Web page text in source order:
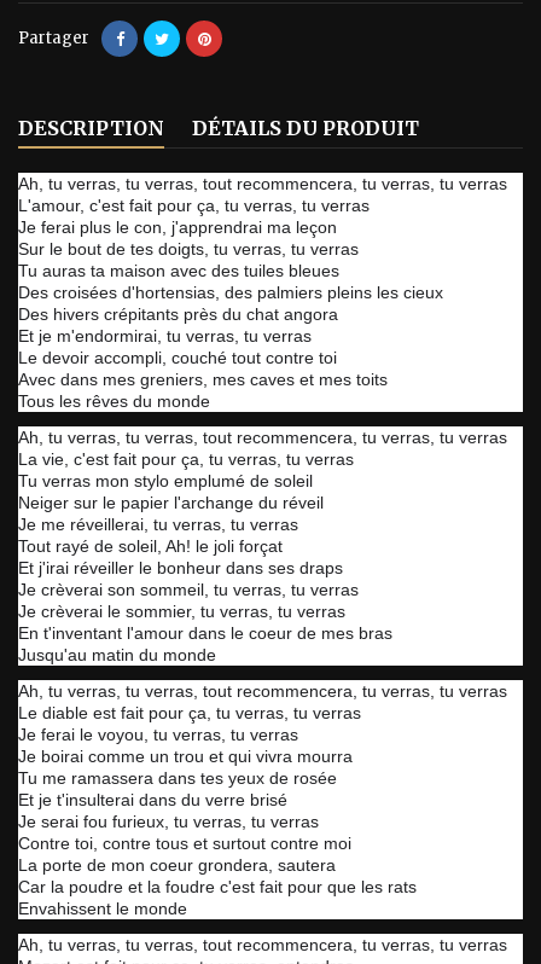
Partager
DESCRIPTION DÉTAILS DU PRODUIT
Ah, tu verras, tu verras, tout recommencera, tu verras, tu verras
L'amour, c'est fait pour ça, tu verras, tu verras
Je ferai plus le con, j'apprendrai ma leçon
Sur le bout de tes doigts, tu verras, tu verras
Tu auras ta maison avec des tuiles bleues
Des croisées d'hortensias, des palmiers pleins les cieux
Des hivers crépitants près du chat angora
Et je m'endormirai, tu verras, tu verras
Le devoir accompli, couché tout contre toi
Avec dans mes greniers, mes caves et mes toits
Tous les rêves du monde
Ah, tu verras, tu verras, tout recommencera, tu verras, tu verras
La vie, c'est fait pour ça, tu verras, tu verras
Tu verras mon stylo emplumé de soleil
Neiger sur le papier l'archange du réveil
Je me réveillerai, tu verras, tu verras
Tout rayé de soleil, Ah! le joli forçat
Et j'irai réveiller le bonheur dans ses draps
Je crèverai son sommeil, tu verras, tu verras
Je crèverai le sommier, tu verras, tu verras
En t'inventant l'amour dans le coeur de mes bras
Jusqu'au matin du monde
Ah, tu verras, tu verras, tout recommencera, tu verras, tu verras
Le diable est fait pour ça, tu verras, tu verras
Je ferai le voyou, tu verras, tu verras
Je boirai comme un trou et qui vivra mourra
Tu me ramassera dans tes yeux de rosée
Et je t'insulterai dans du verre brisé
Je serai fou furieux, tu verras, tu verras
Contre toi, contre tous et surtout contre moi
La porte de mon coeur grondera, sautera
Car la poudre et la foudre c'est fait pour que les rats
Envahissent le monde
Ah, tu verras, tu verras, tout recommencera, tu verras, tu verras